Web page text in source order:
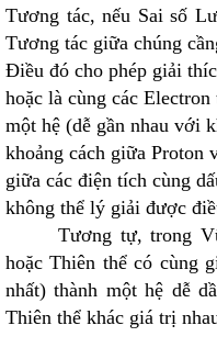
Tương tác, nếu Sai số
Tương tác giữa chúng
Điều đó cho phép giải
hoặc là cùng các
một hệ (dễ gần nhau với
khoảng cách giữa Proton
giữa các điện tích cùng
không thể lý giải được
Tương tự, trong
hoặc Thiên thể có cùng
nhất) thành một hệ dễ
Thiên thể khác giá trị